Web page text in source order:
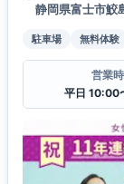
静岡県富士市鮫
駐車場 無料体験
営業
平日 10:00